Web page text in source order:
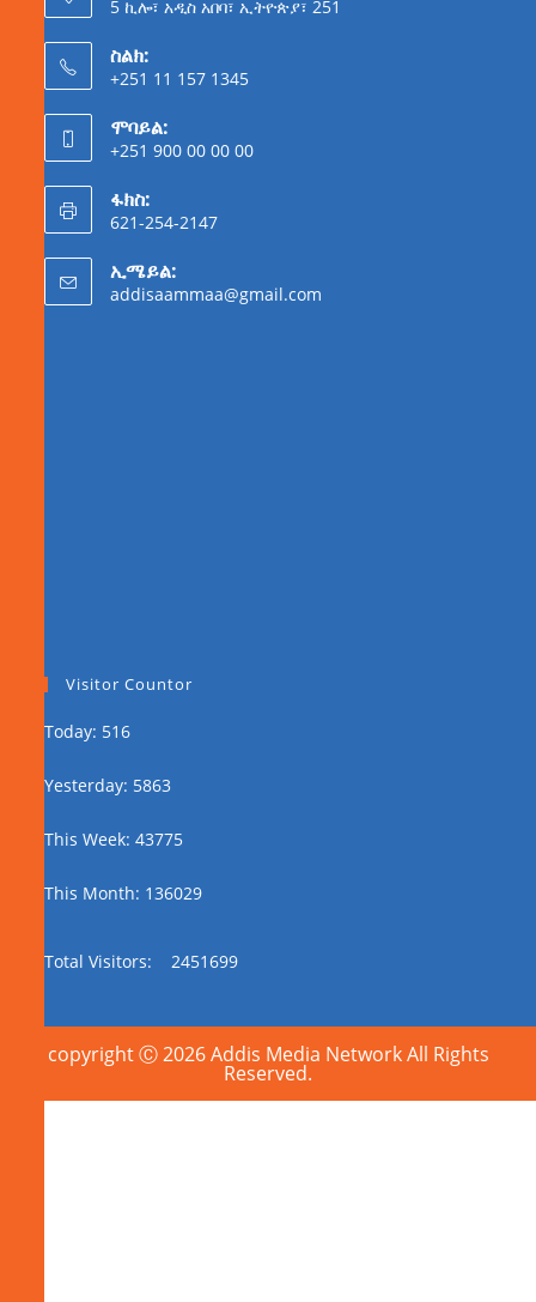
5 ኪሎ፣ አዲስ አበባ፣ ኢትዮጵያ፣ 251
ስልክ:
+251 11 157 1345
ሞባይል:
+251 900 00 00 00
ፋክስ:
621-254-2147
ኢሜይል:
addisaammaa@gmail.com
Visitor Countor
Today: 516
Yesterday: 5863
This Week: 43775
This Month: 136029
Total Visitors: 2451699
copyright Ⓒ 2026 Addis Media Network All Rights
Reserved.